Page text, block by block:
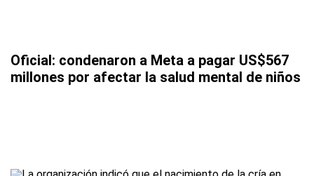
Oficial: condenaron a Meta a pagar US$567
millones por afectar la salud mental de niños